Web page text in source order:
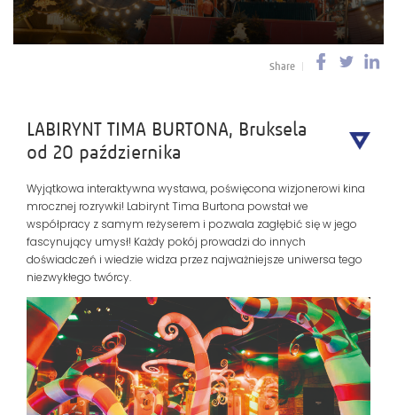
Share
LABIRYNT TIMA BURTONA, Bruksela
od 20 października
Wyjątkowa interaktywna wystawa, poświęcona wizjonerowi kina
mrocznej rozrywki! Labirynt Tima Burtona powstał we
współpracy z samym reżyserem i pozwala zagłębić się w jego
fascynujący umysł! Każdy pokój prowadzi do innych
doświadczeń i wiedzie widza przez najważniejsze uniwersa tego
niezwykłego twórcy.